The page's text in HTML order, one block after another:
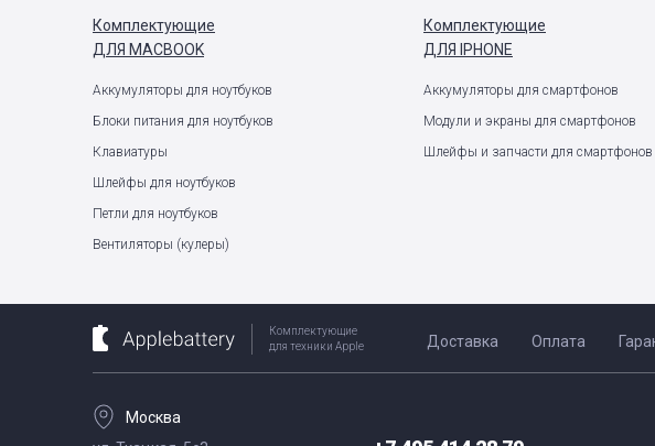
Комплектующие
ДЛЯ MACBOOK
Аккумуляторы для ноутбуков
Блоки питания для ноутбуков
Клавиатуры
Шлейфы для ноутбуков
Петли для ноутбуков
Вентиляторы (кулеры)
Комплектующие
ДЛЯ IPHONE
Аккумуляторы для смартфонов
Модули и экраны для смартфонов
Шлейфы и запчасти для смартфонов
Комплектующие
для техники Apple
Доставка Оплата
Москва